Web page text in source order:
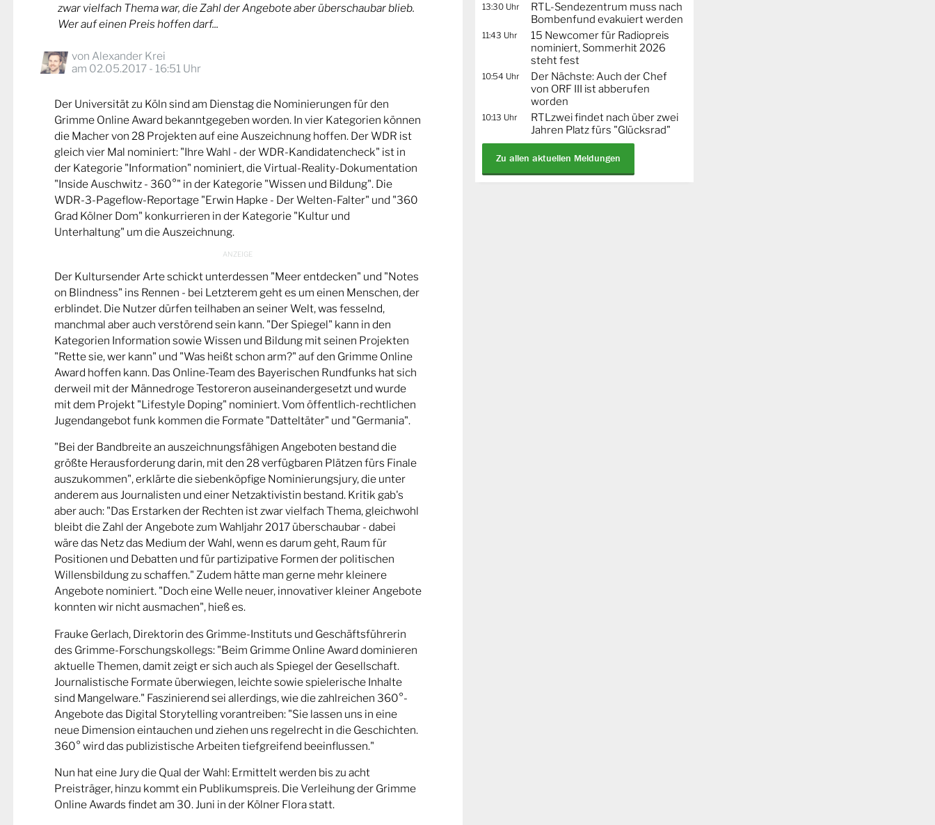
zwar vielfach Thema war, die Zahl der Angebote aber überschaubar blieb.
Wer auf einen Preis hoffen darf...
von Alexander Krei
am 02.05.2017 - 16:51 Uhr
Der Universität zu Köln sind am Dienstag die Nominierungen für den
Grimme Online Award bekanntgegeben worden. In vier Kategorien können
die Macher von 28 Projekten auf eine Auszeichnung hoffen. Der WDR ist
gleich vier Mal nominiert: "Ihre Wahl - der WDR-Kandidatencheck" ist in
der Kategorie "Information" nominiert, die Virtual-Reality-Dokumentation
"Inside Auschwitz - 360°" in der Kategorie "Wissen und Bildung". Die
WDR-3-Pageflow-Reportage "Erwin Hapke - Der Welten-Falter" und "360
Grad Kölner Dom" konkurrieren in der Kategorie "Kultur und
Unterhaltung" um die Auszeichnung.
Der Kultursender Arte schickt unterdessen "Meer entdecken" und "Notes
on Blindness" ins Rennen - bei Letzterem geht es um einen Menschen, der
erblindet. Die Nutzer dürfen teilhaben an seiner Welt, was fesselnd,
manchmal aber auch verstörend sein kann. "Der Spiegel" kann in den
Kategorien Information sowie Wissen und Bildung mit seinen Projekten
"Rette sie, wer kann" und "Was heißt schon arm?" auf den Grimme Online
Award hoffen kann. Das Online-Team des Bayerischen Rundfunks hat sich
derweil mit der Männedroge Testoreron auseinandergesetzt und wurde
mit dem Projekt "Lifestyle Doping" nominiert. Vom öffentlich-rechtlichen
Jugendangebot funk kommen die Formate "Datteltäter" und "Germania".
"Bei der Bandbreite an auszeichnungsfähigen Angeboten bestand die
größte Herausforderung darin, mit den 28 verfügbaren Plätzen fürs Finale
auszukommen", erklärte die siebenköpfige Nominierungsjury, die unter
anderem aus Journalisten und einer Netzaktivistin bestand. Kritik gab's
aber auch: "Das Erstarken der Rechten ist zwar vielfach Thema, gleichwohl
bleibt die Zahl der Angebote zum Wahljahr 2017 überschaubar - dabei
wäre das Netz das Medium der Wahl, wenn es darum geht, Raum für
Positionen und Debatten und für partizipative Formen der politischen
Willensbildung zu schaffen." Zudem hätte man gerne mehr kleinere
Angebote nominiert. "Doch eine Welle neuer, innovativer kleiner Angebote
konnten wir nicht ausmachen", hieß es.
Frauke Gerlach, Direktorin des Grimme-Instituts und Geschäftsführerin
des Grimme-Forschungskollegs: "Beim Grimme Online Award dominieren
aktuelle Themen, damit zeigt er sich auch als Spiegel der Gesellschaft.
Journalistische Formate überwiegen, leichte sowie spielerische Inhalte
sind Mangelware." Faszinierend sei allerdings, wie die zahlreichen 360°-
Angebote das Digital Storytelling vorantreiben: "Sie lassen uns in eine
neue Dimension eintauchen und ziehen uns regelrecht in die Geschichten.
360° wird das publizistische Arbeiten tiefgreifend beeinflussen."
Nun hat eine Jury die Qual der Wahl: Ermittelt werden bis zu acht
Preisträger, hinzu kommt ein Publikumspreis. Die Verleihung der Grimme
Online Awards findet am 30. Juni in der Kölner Flora statt.
13:30 Uhr
RTL-Sendezentrum muss nach
Bombenfund evakuiert werden
11:43 Uhr
15 Newcomer für Radiopreis
nominiert, Sommerhit 2026
steht fest
10:54 Uhr
Der Nächste: Auch der Chef
von ORF III ist abberufen
worden
10:13 Uhr
RTLzwei findet nach über zwei
Jahren Platz fürs "Glücksrad"
Zu allen aktuellen Meldungen